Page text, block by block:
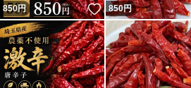
850円 いいね！
850円